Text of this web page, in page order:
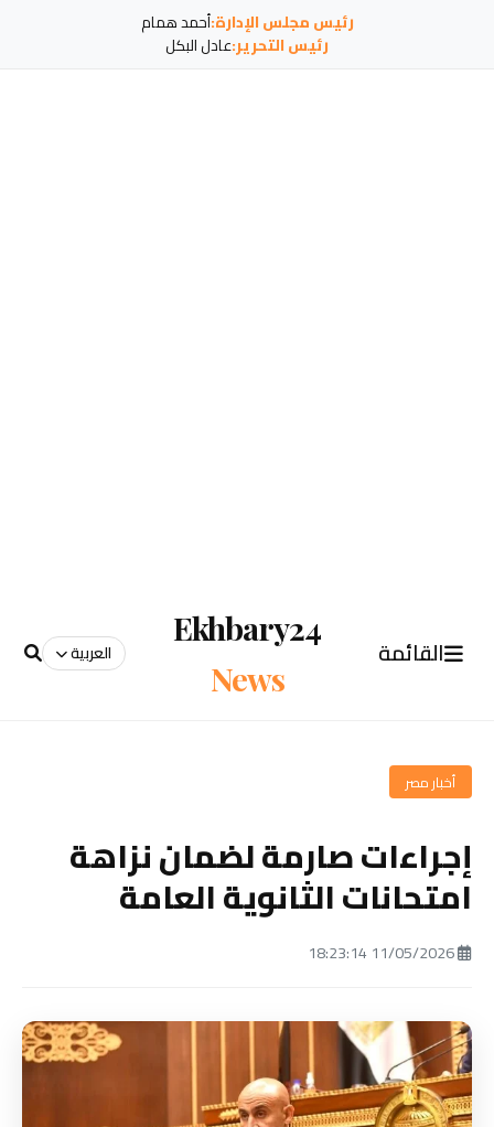
رئيس مجلس الإدارة:أحمد همام
رئيس التحرير:عادل البكل
القائمة
Ekhbary24
News
العربية
أخبار مصر
إجراءات صارمة لضمان نزاهة
امتحانات الثانوية العامة